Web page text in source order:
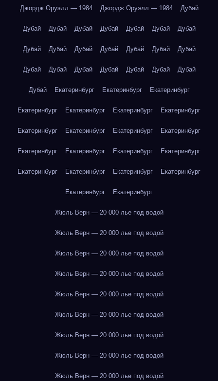
Джордж Оруэлл — 1984 Джордж Оруэлл — 1984 Дубай
Дубай Дубай Дубай Дубай Дубай Дубай Дубай
Дубай Дубай Дубай Дубай Дубай Дубай Дубай
Дубай Дубай Дубай Дубай Дубай Дубай Дубай
Дубай Екатеринбург Екатеринбург Екатеринбург
Екатеринбург Екатеринбург Екатеринбург Екатеринбург
Екатеринбург Екатеринбург Екатеринбург Екатеринбург
Екатеринбург Екатеринбург Екатеринбург Екатеринбург
Екатеринбург Екатеринбург Екатеринбург Екатеринбург
Екатеринбург Екатеринбург
Жюль Верн — 20 000 лье под водой
Жюль Верн — 20 000 лье под водой
Жюль Верн — 20 000 лье под водой
Жюль Верн — 20 000 лье под водой
Жюль Верн — 20 000 лье под водой
Жюль Верн — 20 000 лье под водой
Жюль Верн — 20 000 лье под водой
Жюль Верн — 20 000 лье под водой
Жюль Верн — 20 000 лье под водой